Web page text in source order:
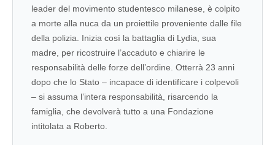
leader del movimento studentesco milanese, è colpito
a morte alla nuca da un proiettile proveniente dalle file
della polizia. Inizia così la battaglia di Lydia, sua
madre, per ricostruire l’accaduto e chiarire le
responsabilità delle forze dell’ordine. Otterrà 23 anni
dopo che lo Stato – incapace di identificare i colpevoli
– si assuma l’intera responsabilità, risarcendo la
famiglia, che devolverà tutto a una Fondazione
intitolata a Roberto.